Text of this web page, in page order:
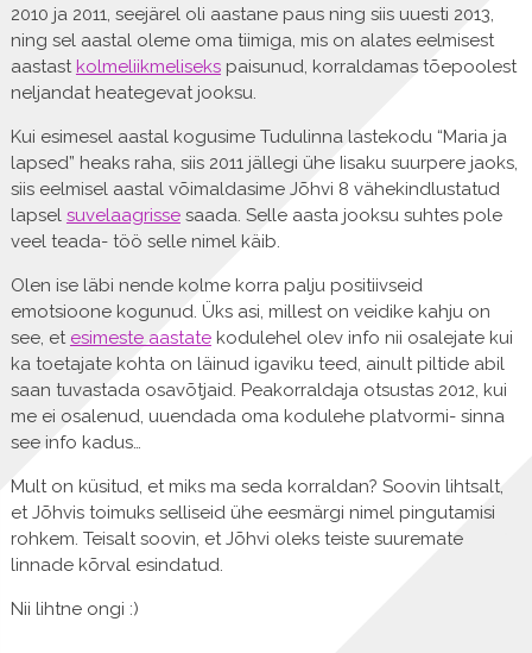
2010 ja 2011, seejärel oli aastane paus ning siis uuesti 2013,
ning sel aastal oleme oma tiimiga, mis on alates eelmisest
aastast kolmeliikmelisekspaisunud, korraldamas tõepoolest
neljandat heategevat jooksu.
Kui esimesel aastal kogusime Tudulinna lastekodu “Maria ja
lapsed” heaks raha, siis 2011 jällegi ühe Iisaku suurpere jaoks,
siis eelmisel aastal võimaldasime Jõhvi 8 vähekindlustatud
lapsel suvelaagrissesaada. Selle aasta jooksu suhtes pole
veel teada- töö selle nimel käib.
Olen ise läbi nende kolme korra palju positiivseid
emotsioone kogunud. Üks asi, millest on veidike kahju on
see, et esimeste aastatekodulehel olev info nii osalejate kui
ka toetajate kohta on läinud igaviku teed, ainult piltide abil
saan tuvastada osavõtjaid. Peakorraldaja otsustas 2012, kui
me ei osalenud, uuendada oma kodulehe platvormi- sinna
see info kadus…
Mult on küsitud, et miks ma seda korraldan? Soovin lihtsalt,
et Jõhvis toimuks selliseid ühe eesmärgi nimel pingutamisi
rohkem. Teisalt soovin, et Jõhvi oleks teiste suuremate
linnade kõrval esindatud.
Nii lihtne ongi :)